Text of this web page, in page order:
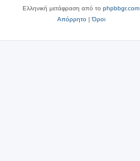
Ελληνική μετάφραση από το phpbbgr.com
Απόρρητο|Όροι